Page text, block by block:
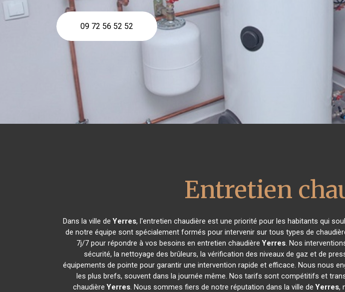
09 72 56 52 52
Entretien
Dans la ville deYerres, l'entretien chaudière est une priorité pour les habitants qui
de notre équipe sont spécialement formés pour intervenir sur tous types de
7j/7 pour répondre à vos besoins en entretien chaudièreYerres. Nos
sécurité, la nettoyage des brûleurs, la vérification des niveaux de gaz et de
équipements de pointe pour garantir une intervention rapide et efficace. Nous nous
les plus brefs, souvent dans la journée même. Nos tarifs sont compétitifs et
chaudièreYerres. Nous sommes fiers de notre réputation dans la ville deYerres,